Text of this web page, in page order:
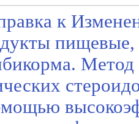
к
пищевые,
Метод